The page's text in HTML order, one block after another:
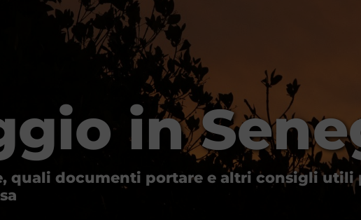
in
quali documenti portare e altri consigli utili